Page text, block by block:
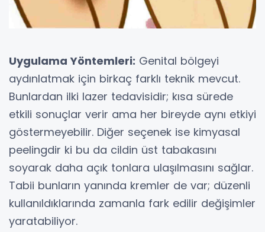
Uygulama Yöntemleri: Genital bölgeyi
aydınlatmak için birkaç farklı teknik mevcut.
Bunlardan ilki lazer tedavisidir; kısa sürede
etkili sonuçlar verir ama her bireyde aynı etkiyi
göstermeyebilir. Diğer seçenek ise kimyasal
peelingdir ki bu da cildin üst tabakasını
soyarak daha açık tonlara ulaşılmasını sağlar.
Tabii bunların yanında kremler de var; düzenli
kullanıldıklarında zamanla fark edilir değişimler
yaratabiliyor.